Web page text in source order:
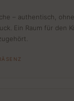
– authentisch,
Ein Raum für den